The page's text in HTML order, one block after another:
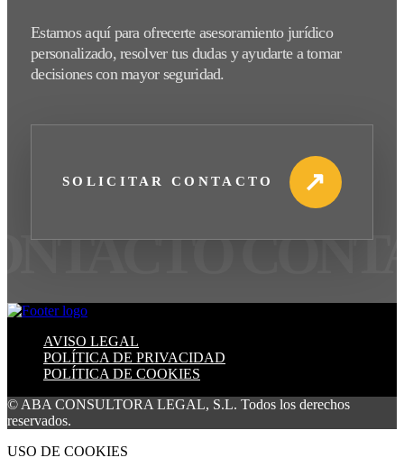
Estamos aquí para ofrecerte asesoramiento jurídico
personalizado, resolver tus dudas y ayudarte a tomar
decisiones con mayor seguridad.
SOLICITAR CONTACTO ↗
AVISO LEGAL
POLÍTICA DE PRIVACIDAD
POLÍTICA DE COOKIES
© ABA CONSULTORA LEGAL, S.L. Todos los derechos
reservados.
USO DE COOKIES